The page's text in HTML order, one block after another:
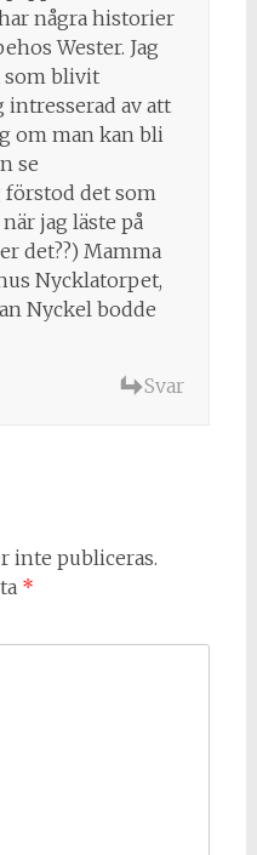
några historier
Wester. Jag
som blivit
intresserad av att
om man kan bli
se
förstod det som
jag läste på
det??) Mamma
Nycklatorpet,
Nyckel bodde
Svar
inte publiceras.
*